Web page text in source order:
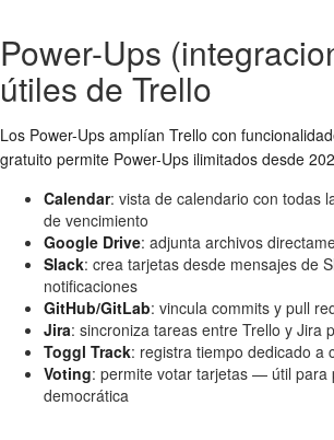
Power-Ups
útiles de Trello
Los Power-Ups amplían Trello con
gratuito permite Power-Ups ilimitados desde
Calendar: vista de calendario con todas
de vencimiento
Google Drive: adjunta archivos
Slack: crea tarjetas desde mensajes de
notificaciones
GitHub/GitLab: vincula commits y pull
Jira: sincroniza tareas entre Trello y Jira
Toggl Track: registra tiempo dedicado a
Voting: permite votar tarjetas — útil para
democrática